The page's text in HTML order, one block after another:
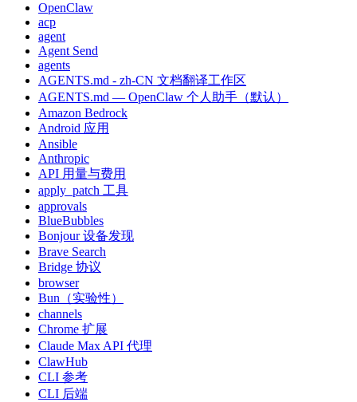
OpenClaw
acp
agent
Agent Send
agents
AGENTS.md - zh-CN 文档翻译工作区
AGENTS.md — OpenClaw 个人助手（默认）
Amazon Bedrock
Android 应用
Ansible
Anthropic
API 用量与费用
apply_patch 工具
approvals
BlueBubbles
Bonjour 设备发现
Brave Search
Bridge 协议
browser
Bun（实验性）
channels
Chrome 扩展
Claude Max API 代理
ClawHub
CLI 参考
CLI 后端